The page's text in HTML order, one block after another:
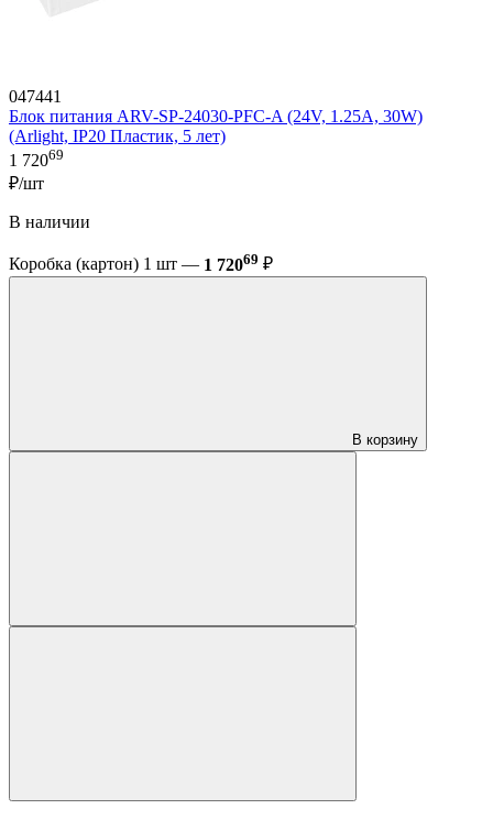
047441
Блок питания ARV-SP-24030-PFC-A (24V, 1.25A, 30W)
(Arlight, IP20 Пластик, 5 лет)
1 72069
₽/шт
В наличии
Коробка (картон) 1 шт — 1 72069 ₽
В корзину